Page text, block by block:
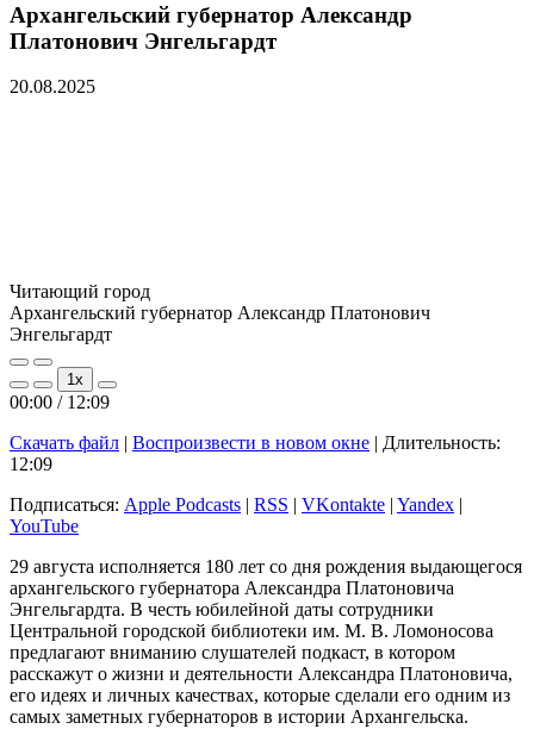
Архангельский губернатор Александр
Платонович Энгельгардт
20.08.2025
Читающий город
Архангельский губернатор Александр Платонович
Энгельгардт
Play
Episode
Pause
Episode
1x
00:00 / 12:09
Скачать файл | Воспроизвести в новом окне | Длительность:
12:09
Подписаться: Apple Podcasts | RSS | VKontakte | Yandex |
YouTube
29 августа исполняется 180 лет со дня рождения выдающегося
архангельского губернатора Александра Платоновича
Энгельгардта. В честь юбилейной даты сотрудники
Центральной городской библиотеки им. М. В. Ломоносова
предлагают вниманию слушателей подкаст, в котором
расскажут о жизни и деятельности Александра Платоновича,
его идеях и личных качествах, которые сделали его одним из
самых заметных губернаторов в истории Архангельска.